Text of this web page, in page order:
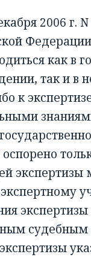
2006 г.
как в
так и в
к
экспертизы
экспертизы
судебным